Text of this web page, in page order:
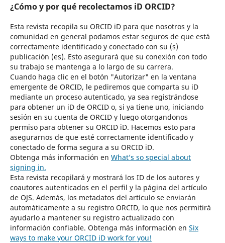
¿Cómo y por qué recolectamos iD ORCID?
Esta revista recopila su ORCID iD para que nosotros y la
comunidad en general podamos estar seguros de que está
correctamente identificado y conectado con su (s)
publicación (es). Esto asegurará que su conexión con todo
su trabajo se mantenga a lo largo de su carrera.
Cuando haga clic en el botón "Autorizar" en la ventana
emergente de ORCID, le pediremos que comparta su iD
mediante un proceso autenticado, ya sea registrándose
para obtener un iD de ORCID o, si ya tiene uno, iniciando
sesión en su cuenta de ORCID y luego otorgandonos
permiso para obtener su ORCID iD. Hacemos esto para
asegurarnos de que esté correctamente identificado y
conectado de forma segura a su ORCID iD.
Obtenga más información en What’s so special about
signing in.
Esta revista recopilará y mostrará los ID de los autores y
coautores autenticados en el perfil y la página del artículo
de OJS. Además, los metadatos del artículo se enviarán
automáticamente a su registro ORCID, lo que nos permitirá
ayudarlo a mantener su registro actualizado con
información confiable. Obtenga más información en Six
ways to make your ORCID iD work for you!